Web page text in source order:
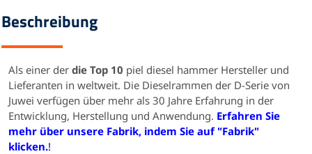
Beschreibung
Als einer der die Top 10 piel diesel hammer Hersteller und
Lieferanten in weltweit. Die Dieselrammen der D-Serie von
Juwei verfügen über mehr als 30 Jahre Erfahrung in der
Entwicklung, Herstellung und Anwendung. Erfahren Sie
mehr über unsere Fabrik, indem Sie auf "Fabrik"
klicken.!